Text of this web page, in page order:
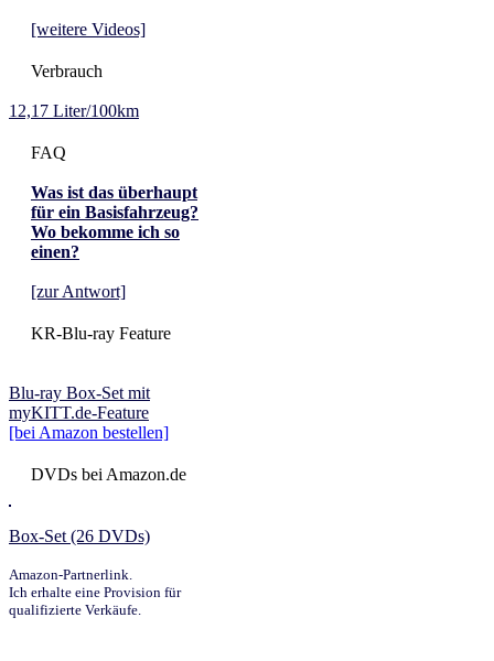
[weitere Videos]
Verbrauch
12,17 Liter/100km
FAQ
Was ist das überhaupt
für ein Basisfahrzeug?
Wo bekomme ich so
einen?
[zur Antwort]
KR-Blu-ray Feature
Blu-ray Box-Set mit
myKITT.de-Feature
[bei Amazon bestellen]
DVDs bei Amazon.de
Box-Set (26 DVDs)
Amazon-Partnerlink.
Ich erhalte eine Provision für
qualifizierte Verkäufe.